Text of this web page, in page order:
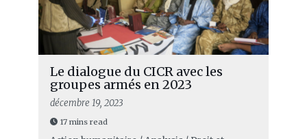
Le dialogue du CICR avec les
groupes armés en 2023
décembre 19, 2023
17 mins read